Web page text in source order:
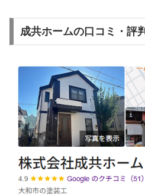
成共ホームの口コミ・評判